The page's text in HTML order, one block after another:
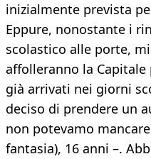
inizialmente prevista
Eppure, nonostante i
scolastico alle porte,
affolleranno la
già arrivati nei giorni
deciso di prendere un
non potevamo
fantasia), 16 anni –.